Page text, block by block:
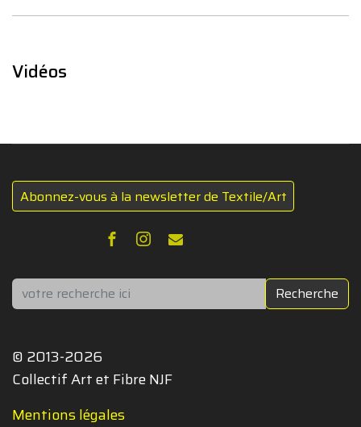
Vidéos
Abonnez-vous à la newsletter de Textile/Art
Rechercher Recherche
© 2013-2026
Collectif Art et Fibre NJF
Mentions légales